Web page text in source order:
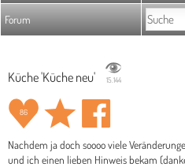
Forum
Küche 'Küche neu' 15.144
86
Nachdem ja doch soooo viele
und ich einen lieben Hinweis bekam